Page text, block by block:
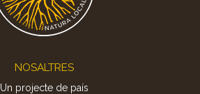
NOSALTRES
Un projecte de país